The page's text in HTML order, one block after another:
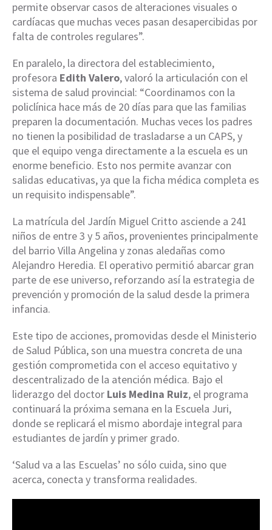
permite observar casos de alteraciones visuales o
cardíacas que muchas veces pasan desapercibidas por
falta de controles regulares”.
En paralelo, la directora del establecimiento,
profesora Edith Valero, valoró la articulación con el
sistema de salud provincial: “Coordinamos con la
policlínica hace más de 20 días para que las familias
preparen la documentación. Muchas veces los padres
no tienen la posibilidad de trasladarse a un CAPS, y
que el equipo venga directamente a la escuela es un
enorme beneficio. Esto nos permite avanzar con
salidas educativas, ya que la ficha médica completa es
un requisito indispensable”.
La matrícula del Jardín Miguel Critto asciende a 241
niños de entre 3 y 5 años, provenientes principalmente
del barrio Villa Angelina y zonas aledañas como
Alejandro Heredia. El operativo permitió abarcar gran
parte de ese universo, reforzando así la estrategia de
prevención y promoción de la salud desde la primera
infancia.
Este tipo de acciones, promovidas desde el Ministerio
de Salud Pública, son una muestra concreta de una
gestión comprometida con el acceso equitativo y
descentralizado de la atención médica. Bajo el
liderazgo del doctor Luis Medina Ruiz, el programa
continuará la próxima semana en la Escuela Juri,
donde se replicará el mismo abordaje integral para
estudiantes de jardín y primer grado.
‘Salud va a las Escuelas’ no sólo cuida, sino que
acerca, conecta y transforma realidades.